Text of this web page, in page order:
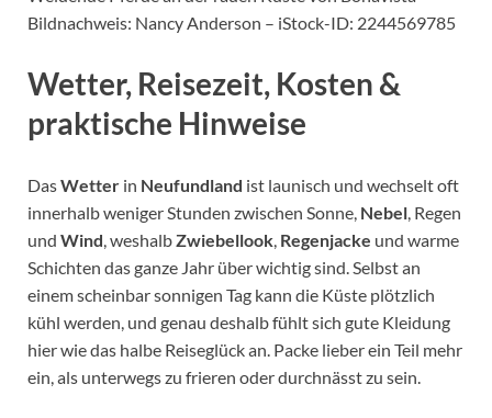
Bildnachweis: Nancy Anderson – iStock-ID: 2244569785
Wetter, Reisezeit, Kosten &
praktische Hinweise
DasWetter in Neufundland ist launisch und wechselt oft
innerhalb weniger Stunden zwischen Sonne, Nebel , Regen
und Wind , weshalbZwiebellook Regenjacke und warme
Schichten das ganze Jahr über wichtig sind. Selbst an
einem scheinbar sonnigen Tag kann die Küste plötzlich
kühl werden, und genau deshalb fühlt sich gute Kleidung
hier wie das halbe Reiseglück an. Packe lieber ein Teil mehr
ein, als unterwegs zu frieren oder durchnässt zu sein.